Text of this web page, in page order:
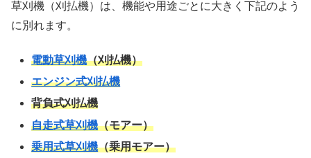
草刈機（刈払機）は、機能や用途ごとに大きく下記のよう
に別れます。
電動草刈機（刈払機）
エンジン式刈払機
背負式刈払機
自走式草刈機（モアー）
乗用式草刈機（乗用モアー）